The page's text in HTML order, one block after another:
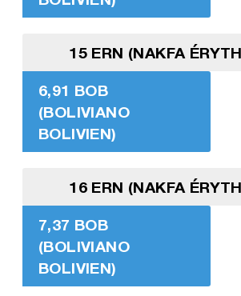
15 ERN (NAKFA
6,91 BOB
(BOLIVIANO
BOLIVIEN)
16 ERN (NAKFA
7,37 BOB
(BOLIVIANO
BOLIVIEN)